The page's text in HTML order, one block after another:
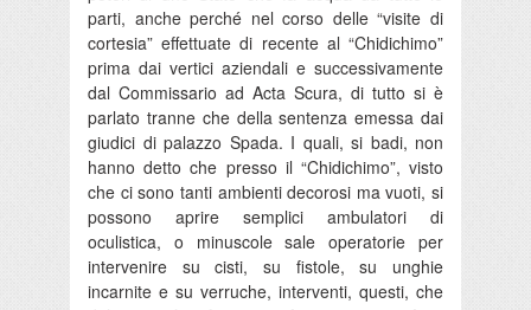
parti, anche perché nel corso delle “visite di
cortesia” effettuate di recente al “Chidichimo”
prima dai vertici aziendali e successivamente
dal Commissario ad Acta Scura, di tutto si è
parlato tranne che della sentenza emessa dai
giudici di palazzo Spada. I quali, si badi, non
hanno detto che presso il “Chidichimo”, visto
che ci sono tanti ambienti decorosi ma vuoti, si
possono aprire semplici ambulatori di
oculistica, o minuscole sale operatorie per
intervenire su cisti, su fistole, su unghie
incarnite e su verruche, interventi, questi, che